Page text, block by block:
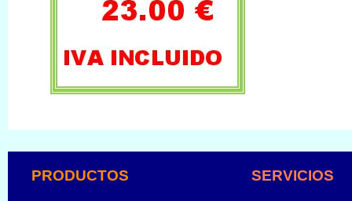
SERVICIOS
PRODUCTOS